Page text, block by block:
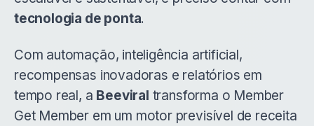
tecnologia de ponta.
Com automação, inteligência artificial,
recompensas inovadoras e relatórios em
tempo real, a Beeviral transforma o Member
Get Member em um motor previsível de receita